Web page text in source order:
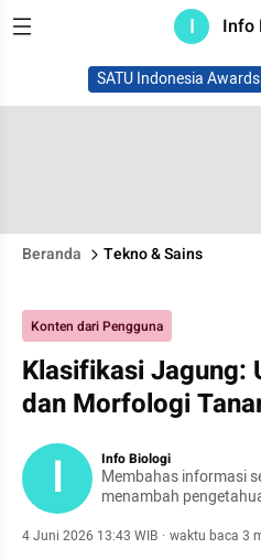
I Info
SATU Indonesia Awards
Beranda Tekno & Sains
Konten dari Pengguna
Klasifikasi Jagung:
dan Morfologi
I Info Biologi
Membahas informasi
menambah
4 Juni 2026 13:43 WIB · waktu baca 3